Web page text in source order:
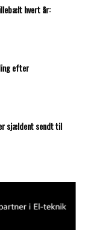
hvert år:
efter
sjældent sendt til